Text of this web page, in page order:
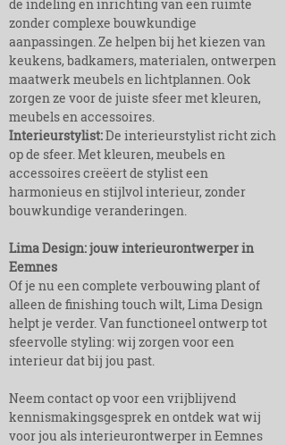
de indeling en inrichting van een ruimte
zonder complexe bouwkundige
aanpassingen. Ze helpen bij het kiezen van
keukens, badkamers, materialen, ontwerpen
maatwerk meubels en lichtplannen. Ook
zorgen ze voor de juiste sfeer met kleuren,
meubels en accessoires.
Interieurstylist:De interieurstylist richt zich
op de sfeer. Met kleuren, meubels en
accessoires creëert de stylist een
harmonieus en stijlvol interieur, zonder
bouwkundige veranderingen.
Lima Design: jouw interieurontwerper in
Eemnes
Of je nu een complete verbouwing plant of
alleen de finishing touch wilt, Lima Design
helpt je verder. Van functioneel ontwerp tot
sfeervolle styling: wij zorgen voor een
interieur dat bij jou past.
Neem contact op voor een vrijblijvend
kennismakingsgesprek en ontdek wat wij
voor jou als interieurontwerper in Eemnes